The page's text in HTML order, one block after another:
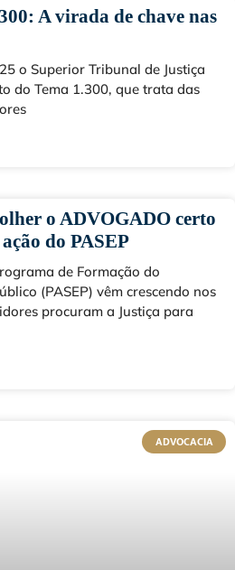
A virada de chave nas
o Superior Tribunal de Justiça
do Tema 1.300, que trata das
o ADVOGADO certo
do PASEP
de Formação do
(PASEP) vêm crescendo nos
procuram a Justiça para
ADVOCACIA